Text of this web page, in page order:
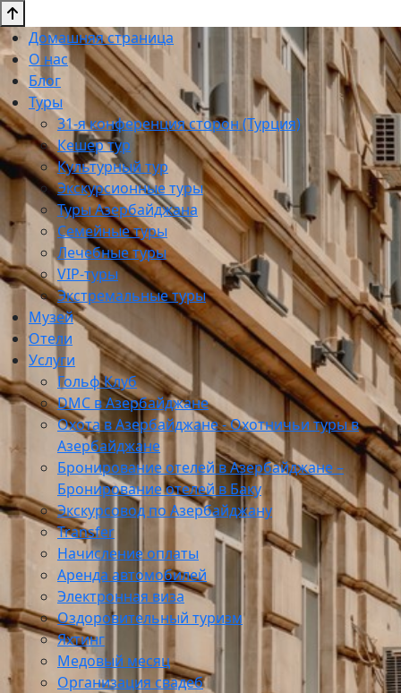
Домашняя страница
О нас
Блог
Туры
31-я конференция сторон (Турция)
Кешер тур
Культурный тур
Экскурсионные туры
Туры Азербайджана
Семейные туры
Лечебные туры
VIP-туры
Экстремальные туры
Музей
Отели
Услуги
Гольф Клуб
DMC в Азербайджане
Охота в Азербайджане - Охотничьи туры в
Азербайджане
Бронирование отелей в Азербайджане –
Бронирование отелей в Баку
Экскурсовод по Азербайджану
Transfer
Начисление оплаты
Аренда автомобилей
Электронная виза
Оздоровительный туризм
Яхтинг
Медовый месяц
Организация свадеб